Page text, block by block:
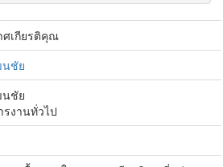
ศเกียรติคุณ
นชัย
นชัย
รงานทั่วไป